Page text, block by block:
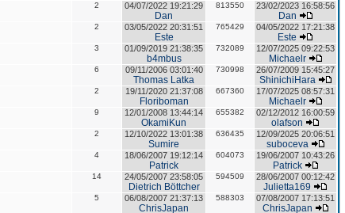
2 04/07/2022 19:21:29
Dan
813550 23/02/2023 16:58:56
Dan
2 03/05/2022 20:31:51
Este
765429 04/05/2022 17:21:38
Este
3 01/09/2019 21:38:35
b4mbus
732089 12/07/2025 09:22:53
Michaelr
6 09/11/2006 03:01:40
Thomas Latka
730998 26/07/2009 15:45:27
ShinichiHara
2 19/11/2020 21:37:08
Floriboman
667360 17/07/2025 08:57:31
Michaelr
9 12/01/2008 13:44:14
OkamiKun
655382 02/12/2012 16:00:59
olafson
2 12/10/2022 13:01:38
Sumire
636435 12/09/2025 20:06:51
suboceva
4 18/06/2007 19:12:14
Patrick
604073 19/06/2007 10:43:26
Patrick
14 24/05/2007 23:58:05
Dietrich Böttcher
594509 28/06/2007 00:12:42
Julietta169
5 06/08/2007 21:37:13
ChrisJapan
588303 07/08/2007 17:13:51
ChrisJapan